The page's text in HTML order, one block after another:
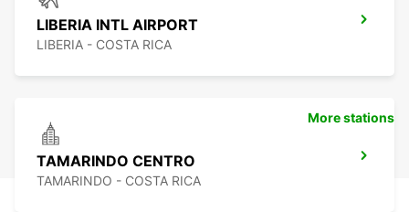
LIBERIA INTL AIRPORT
LIBERIA - COSTA RICA
TAMARINDO CENTRO
TAMARINDO - COSTA RICA
More stations